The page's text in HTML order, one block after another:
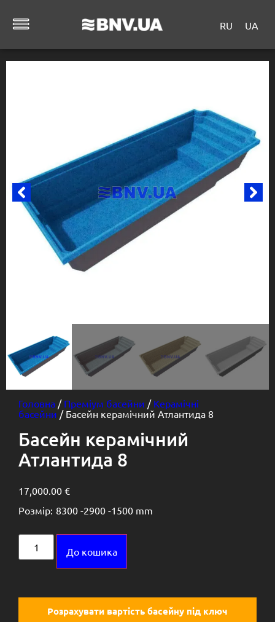
RU UA
Головна / Преміум басейни / Керамічні
басейни / Басейн керамічний Атлантида 8
Басейн керамічний
Атлантида 8
17,000.00 €
Розмір: 8300 -2900 -1500 mm
До кошика
Розрахувати вартість басейну під ключ